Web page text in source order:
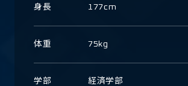
身長 177cm
体重 75kg
学部 経済学部